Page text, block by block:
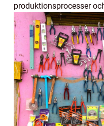
produktionsprocesser